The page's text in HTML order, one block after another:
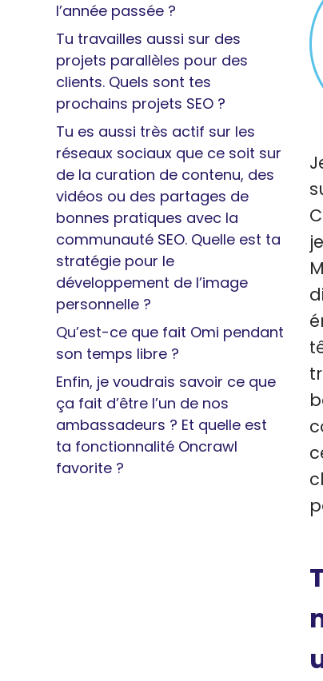
l’année passée ?
Tu travailles aussi sur des
projets parallèles pour des
clients. Quels sont tes
prochains projets SEO ?
Tu es aussi très actif sur les
réseaux sociaux que ce soit sur
de la curation de contenu, des
vidéos ou des partages de
bonnes pratiques avec la
communauté SEO. Quelle est ta
stratégie pour le
développement de l’image
personnelle ?
Qu’est-ce que fait Omi pendant
son temps libre ?
Enfin, je voudrais savoir ce que
ça fait d’être l’un de nos
ambassadeurs ? Et quelle est
ta fonctionnalité Oncrawl
favorite ?